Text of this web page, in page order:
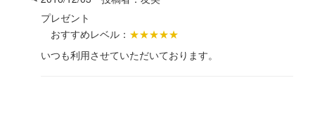
プレゼント
おすすめレベル： ★★★★★
いつも利用させていただいております。